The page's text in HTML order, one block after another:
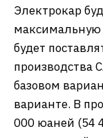
Электрокар
максимальную
будет
производства
базовом
варианте. В
000 юаней (54